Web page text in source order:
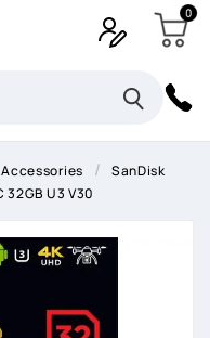
0
Accessories
SanDisk
32GB U3 V30
×
επιθυμητών